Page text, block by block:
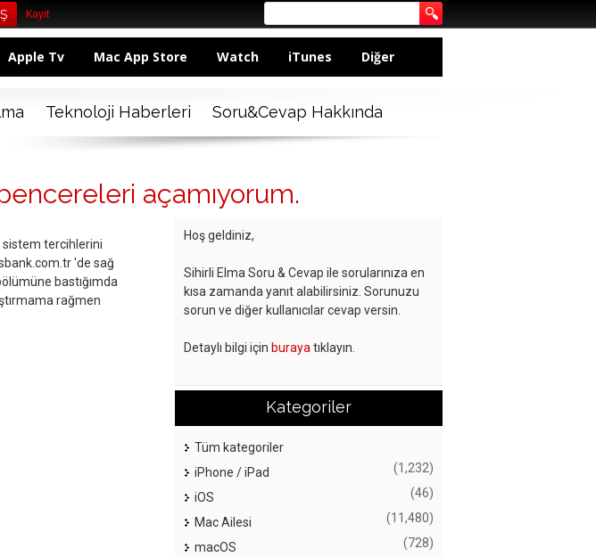
Kayıt
Apple Tv Mac App Store Watch iTunes Diğer
Teknoloji Haberleri Soru&Cevap Hakkında
açamıyorum.
sistem tercihlerini
'de sağ
bastığımda
rağmen
Hoş geldiniz,
Sihirli Elma Soru & Cevap ile sorularınıza en
kısa zamanda yanıt alabilirsiniz. Sorunuzu
sorun ve diğer kullanıcılar cevap versin.
Detaylı bilgi için buraya tıklayın.
Kategoriler
Tüm kategoriler
iPhone / iPad
(1,232)
iOS (46)
Mac Ailesi (11,480)
macOS (728)